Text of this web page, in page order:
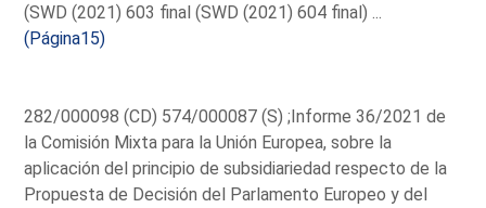
(SWD (2021) 603 final (SWD (2021) 604 final) ...
(Página15)
282/000098 (CD) 574/000087 (S) ;Informe 36/2021 de
la Comisión Mixta para la Unión Europea, sobre la
aplicación del principio de subsidiariedad respecto de la
Propuesta de Decisión del Parlamento Europeo y del